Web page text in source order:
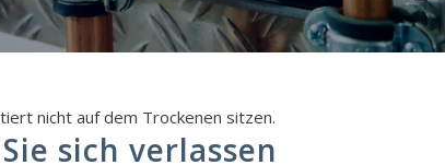
nicht auf dem Trockenen sitzen.
sich verlassen